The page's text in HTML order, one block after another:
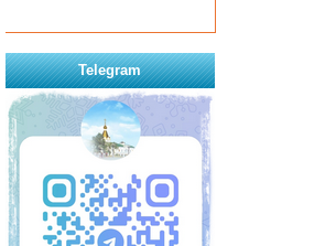
Telegram